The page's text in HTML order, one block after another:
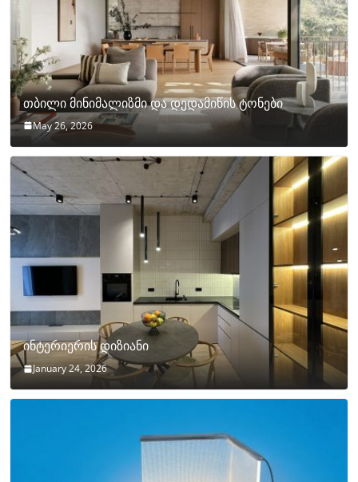
თბილი მინიმალიზმი და დედამიწის ტონები
May 26, 2026
ინტერიერის დიზიანი
January 24, 2026